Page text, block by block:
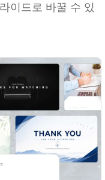
이드로 바꿀 수 있